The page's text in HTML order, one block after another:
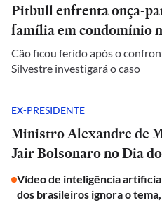
Pitbull enfrenta onça-
família em condomínio
Cão ficou ferido após o
Silvestre investigará o caso
EX-PRESIDENTE
Ministro Alexandre de
Jair Bolsonaro no Dia
Vídeo de inteligência
dos brasileiros ignora o